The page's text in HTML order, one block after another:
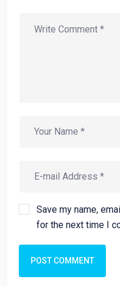
Save my name,
for the next time I
POST COMMENT